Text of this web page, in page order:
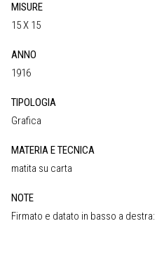
MISURE
15 X 15
ANNO
1916
TIPOLOGIA
Grafica
MATERIA E TECNICA
matita su carta
NOTE
Firmato e datato in basso a